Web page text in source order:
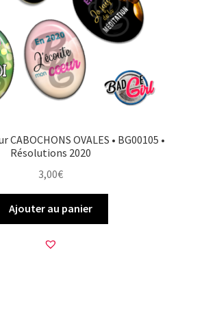
CABOCHONS OVALES • BG00105 •
Résolutions 2020
3,00€
Ajouter au panier